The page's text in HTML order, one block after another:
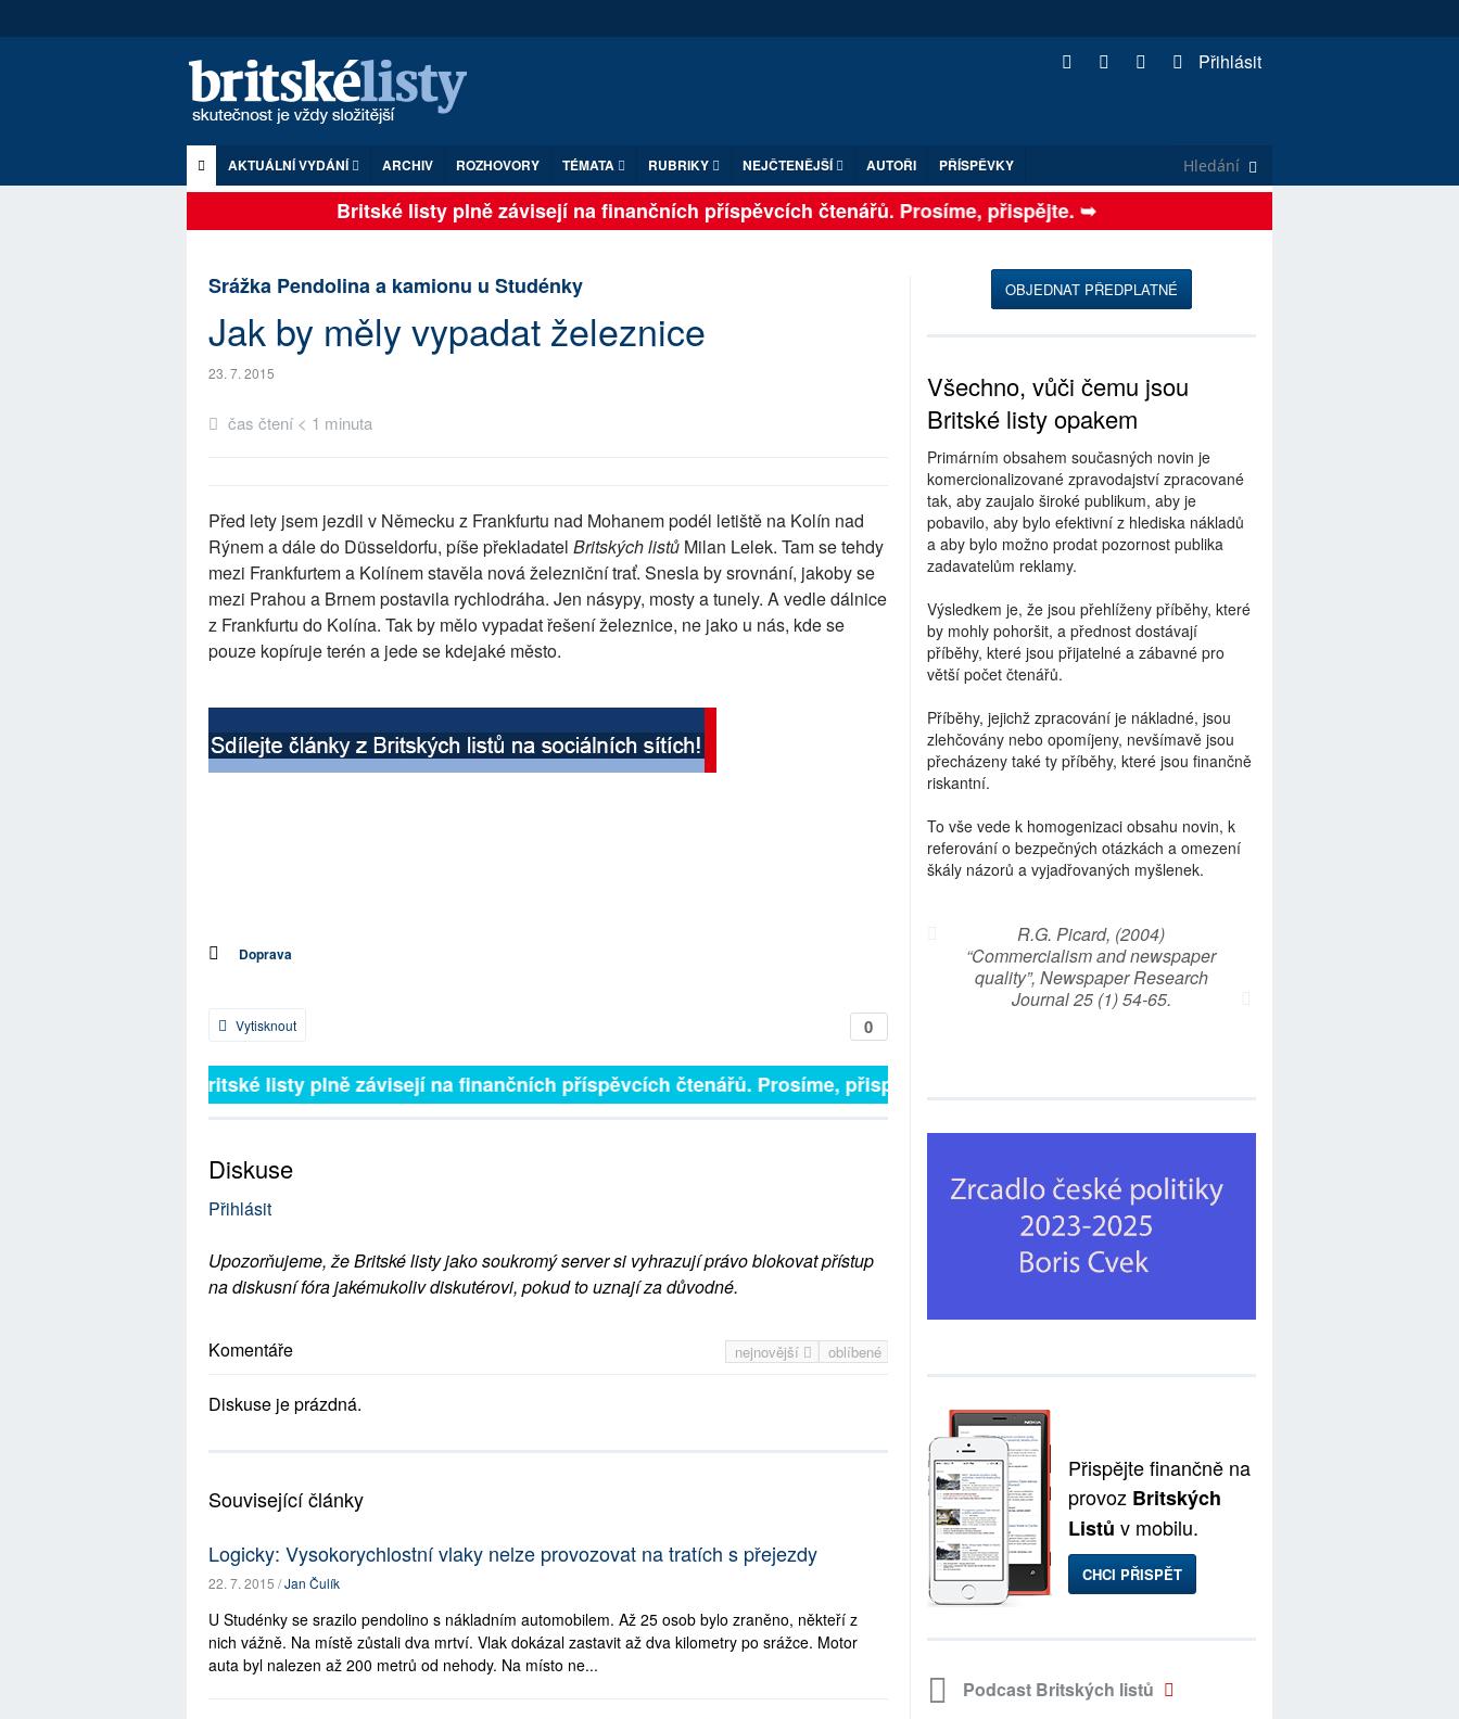
Přihlásit
AKTUÁLNÍ VYDÁNÍ ARCHIV ROZHOVORY TÉMATA RUBRIKY NEJČTENĚJŠÍ AUTOŘI PŘÍSPĚVKY
Britské listy plně závisejí na finančních příspěvcích čtenářů. Prosíme, přispějte. ➥
Srážka Pendolina a kamionu u Studénky
Jak by měly vypadat železnice
23. 7. 2015
čas čtení < 1 minuta
Před lety jsem jezdil v Německu z Frankfurtu nad Mohanem podél letiště na Kolín nad
Rýnem a dále do Düsseldorfu, píše překladatel Britských listů Milan Lelek. Tam se tehdy
mezi Frankfurtem a Kolínem stavěla nová železniční trať. Snesla by srovnání, jakoby se
mezi Prahou a Brnem postavila rychlodráha. Jen násypy, mosty a tunely. A vedle dálnice
z Frankfurtu do Kolína. Tak by mělo vypadat řešení železnice, ne jako u nás, kde se
pouze kopíruje terén a jede se kdejaké město.
Doprava
0
Vytisknout
Britské listy plně závisejí na finančních příspěvcích čtenářů. Prosíme, přispějte. ➥
Diskuse
Přihlásit
Upozorňujeme, že Britské listy jako soukromý server si vyhrazují právo blokovat přístup
na diskusní fóra jakémukoliv diskutérovi, pokud to uznají za důvodné.
nejnovější oblíbené
Komentáře
Diskuse je prázdná.
Související články
Logicky: Vysokorychlostní vlaky nelze provozovat na tratích s přejezdy
22. 7. 2015 /Jan Čulík
U Studénky se srazilo pendolino s nákladním automobilem. Až 25 osob bylo zraněno, někteří z
nich vážně. Na místě zůstali dva mrtví. Vlak dokázal zastavit až dva kilometry po srážce. Motor
auta byl nalezen až 200 metrů od nehody. Na místo ne...
OBJEDNAT PŘEDPLATNÉ
Všechno, vůči čemu jsou
Britské listy opakem
Primárním obsahem současných novin je
komercionalizované zpravodajství zpracované
tak, aby zaujalo široké publikum, aby je
pobavilo, aby bylo efektivní z hlediska nákladů
a aby bylo možno prodat pozornost publika
zadavatelům reklamy.
Výsledkem je, že jsou přehlíženy příběhy, které
by mohly pohoršit, a přednost dostávají
příběhy, které jsou přijatelné a zábavné pro
větší počet čtenářů.
Příběhy, jejichž zpracování je nákladné, jsou
zlehčovány nebo opomíjeny, nevšímavě jsou
přecházeny také ty příběhy, které jsou finančně
riskantní.
To vše vede k homogenizaci obsahu novin, k
referování o bezpečných otázkách a omezení
škály názorů a vyjadřovaných myšlenek.
R.G. Picard, (2004)
“Commercialism and newspaper
quality”, Newspaper Research
Journal 25 (1) 54-65.
Přispějte finančně na
provoz Britských
Listů v mobilu.
CHCI PŘISPĚT
Podcast Britských listů